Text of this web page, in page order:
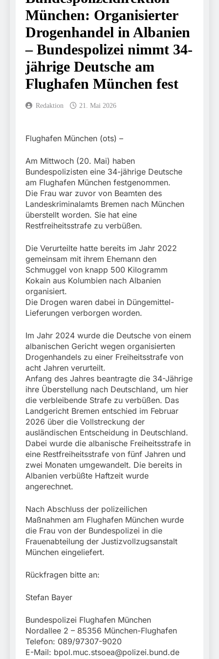
Tatverdächtigen fest / Mann
nach Gleissturz verletzt
5. August 2026
FW-M: Brand in
stillgelegtem
Bahngebäude (Sendling)
5. August 2026
HZA-R: Zoll deckt auf:
Mehr als 17.000 Zigaretten
in Fahrzeug und Anhänger
versteckt Kontrolle in
Waidhaus führt zur
Sicherstellung unversteuerter
eines Steuerstrafverfahrens
4. August 2026
Bundespolizeidirektion
München: Mit dem
Grenze
Bundespolizeidirektion
Kraftfahrzeug/Bundespolizei
weist Beschuldigten nach
FW-M:
Feuerwehr München für
den 31. Juli bis 2. August
2026
3. August 2026
Bundespolizeidirektion
München: Bundespolizei
begleitet Fußballfans nach
Einsatz am Bahnhof
Dachau
3. August 2026
FW-M: Technische
Rettung in
Tiefgaragenzufahrt
31. Juli 2026
München: Organisierter
Drogenhandel in Albanien
– Bundespolizei nimmt 34-
jährige Deutsche am
Flughafen München fest
Redaktion 21. Mai 2026
Flughafen München (ots) –
Am Mittwoch (20. Mai) haben
Bundespolizisten eine 34-jährige Deutsche
am Flughafen München festgenommen.
Die Frau war zuvor von Beamten des
Landeskriminalamts Bremen nach München
überstellt worden. Sie hat eine
Restfreiheitsstrafe zu verbüßen.
Die Verurteilte hatte bereits im Jahr 2022
gemeinsam mit ihrem Ehemann den
Schmuggel von knapp 500 Kilogramm
Kokain aus Kolumbien nach Albanien
organisiert.
Die Drogen waren dabei in Düngemittel-
Lieferungen verborgen worden.
Im Jahr 2024 wurde die Deutsche von einem
albanischen Gericht wegen organisierten
Drogenhandels zu einer Freiheitsstrafe von
acht Jahren verurteilt.
Anfang des Jahres beantragte die 34-Jährige
ihre Überstellung nach Deutschland, um hier
die verbleibende Strafe zu verbüßen. Das
Landgericht Bremen entschied im Februar
2026 über die Vollstreckung der
ausländischen Entscheidung in Deutschland.
Dabei wurde die albanische Freiheitsstrafe in
eine Restfreiheitsstrafe von fünf Jahren und
zwei Monaten umgewandelt. Die bereits in
Albanien verbüßte Haftzeit wurde
angerechnet.
Nach Abschluss der polizeilichen
Maßnahmen am Flughafen München wurde
die Frau von der Bundespolizei in die
Frauenabteilung der Justizvollzugsanstalt
München eingeliefert.
Rückfragen bitte an:
Stefan Bayer
Bundespolizei Flughafen München
Nordallee 2 – 85356 München-Flughafen
Telefon: 089/97307-9020
E-Mail: bpol.muc.stsoea@polizei.bund.de